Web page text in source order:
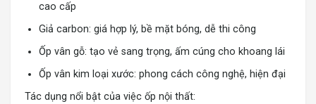
cao cấp
Giả carbon: giá hợp lý, bề mặt bóng, dễ thi công
Ốp vân gỗ: tạo vẻ sang trọng, ấm cúng cho khoang lái
Ốp vân kim loại xước: phong cách công nghệ, hiện đại
Tác dụng nổi bật của việc ốp nội thất: